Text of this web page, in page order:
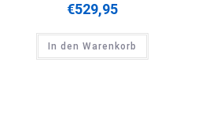
€529,95
In den Warenkorb